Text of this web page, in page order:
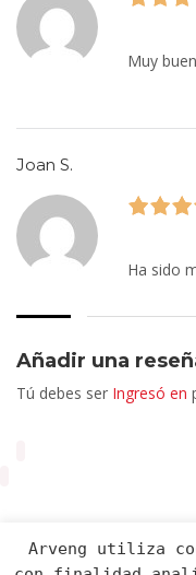
Muy
Joan S.
Ha sido
Añadir una
Tú debes ser Ingresó en
Arveng utiliza